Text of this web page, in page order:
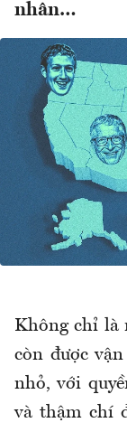
nhân…
Không chỉ là
còn được
nhỏ, với
và thậm chí